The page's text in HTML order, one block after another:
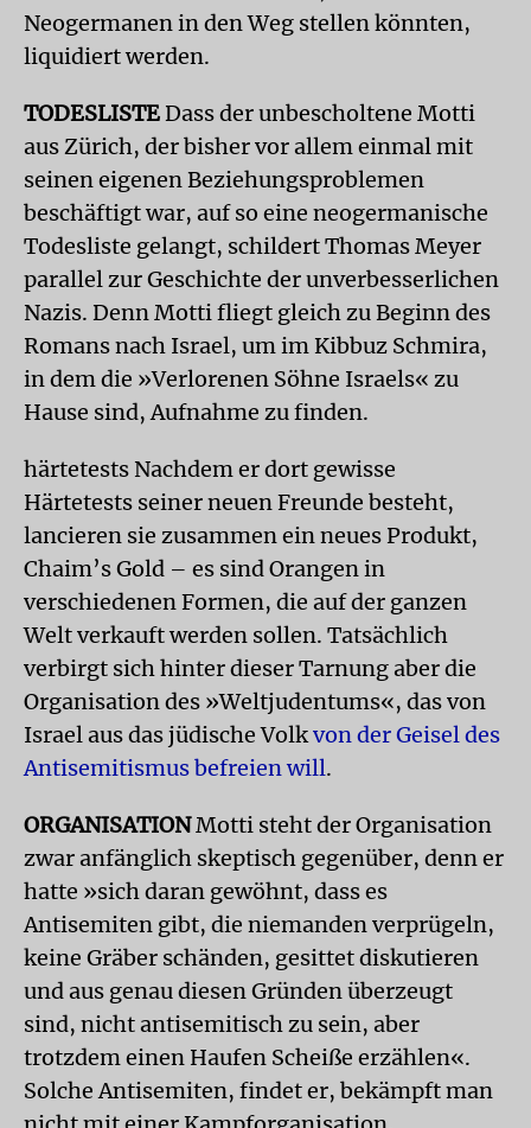
Neogermanen in den Weg stellen könnten,
liquidiert werden.
TODESLISTEDass der unbescholtene Motti
aus Zürich, der bisher vor allem einmal mit
seinen eigenen Beziehungsproblemen
beschäftigt war, auf so eine neogermanische
Todesliste gelangt, schildert Thomas Meyer
parallel zur Geschichte der unverbesserlichen
Nazis. Denn Motti fliegt gleich zu Beginn des
Romans nach Israel, um im Kibbuz Schmira,
in dem die »Verlorenen Söhne Israels« zu
Hause sind, Aufnahme zu finden.
härtetests Nachdem er dort gewisse
Härtetests seiner neuen Freunde besteht,
lancieren sie zusammen ein neues Produkt,
Chaim’s Gold – es sind Orangen in
verschiedenen Formen, die auf der ganzen
Welt verkauft werden sollen. Tatsächlich
verbirgt sich hinter dieser Tarnung aber die
Organisation des »Weltjudentums«, das von
Israel aus das jüdische Volkvon der Geisel des
Antisemitismus befreien will.
ORGANISATIONMotti steht der Organisation
zwar anfänglich skeptisch gegenüber, denn er
hatte »sich daran gewöhnt, dass es
Antisemiten gibt, die niemanden verprügeln,
keine Gräber schänden, gesittet diskutieren
und aus genau diesen Gründen überzeugt
sind, nicht antisemitisch zu sein, aber
trotzdem einen Haufen Scheiße erzählen«.
Solche Antisemiten, findet er, bekämpft man